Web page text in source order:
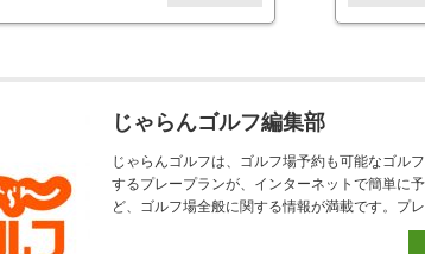
じゃらんゴルフ編集部
じゃらんゴルフは、ゴルフ場予約も可能なゴル
するプレープランが、インターネットで簡単に
ど、ゴルフ場全般に関する情報が満載です。プ